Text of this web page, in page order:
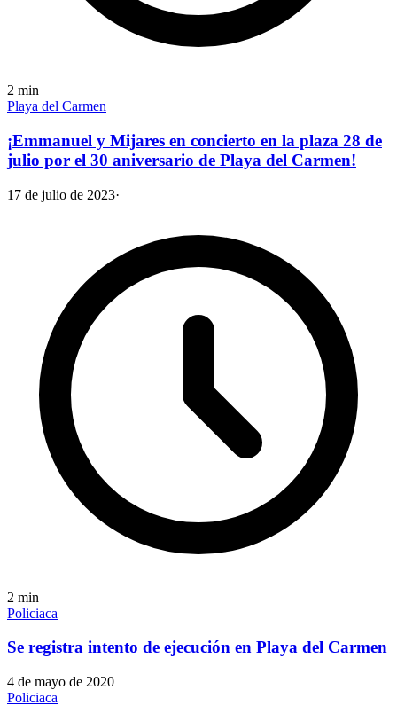
2 min
Playa del Carmen
¡Emmanuel y Mijares en concierto en la plaza 28 de
julio por el 30 aniversario de Playa del Carmen!
17 de julio de 2023·
2 min
Policiaca
Se registra intento de ejecución en Playa del Carmen
4 de mayo de 2020
Policiaca